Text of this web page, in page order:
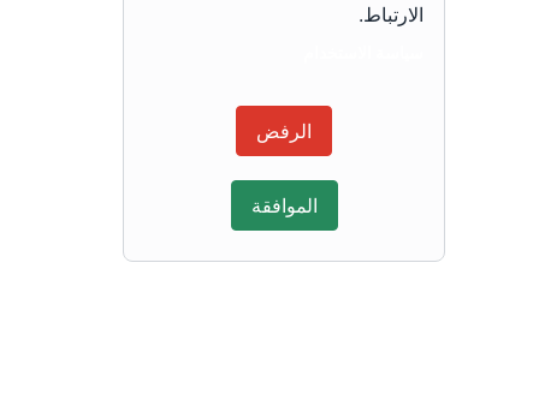
الارتباط.
الرفض
الموافقة